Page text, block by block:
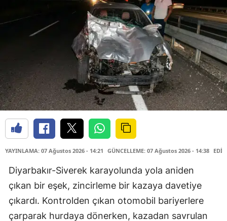
YAYINLAMA: 07 Ağustos 2026 - 14:21 GÜNCELLEME: 07 Ağustos 2026 - 14:38
Diyarbakır-Siverek karayolunda yola aniden
çıkan bir eşek, zincirleme bir kazaya davetiye
çıkardı. Kontrolden çıkan otomobil bariyerlere
çarparak hurdaya dönerken, kazadan savrulan